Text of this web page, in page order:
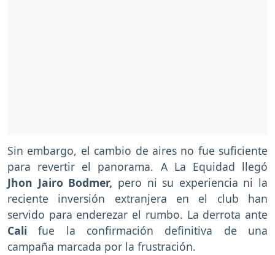
Sin embargo, el cambio de aires no fue suficiente
para revertir el panorama. A La Equidad llegó
Jhon Jairo Bodmer, pero ni su experiencia ni la
reciente inversión extranjera en el club han
servido para enderezar el rumbo. La derrota ante
Cali fue la confirmación definitiva de una
campaña marcada por la frustración.